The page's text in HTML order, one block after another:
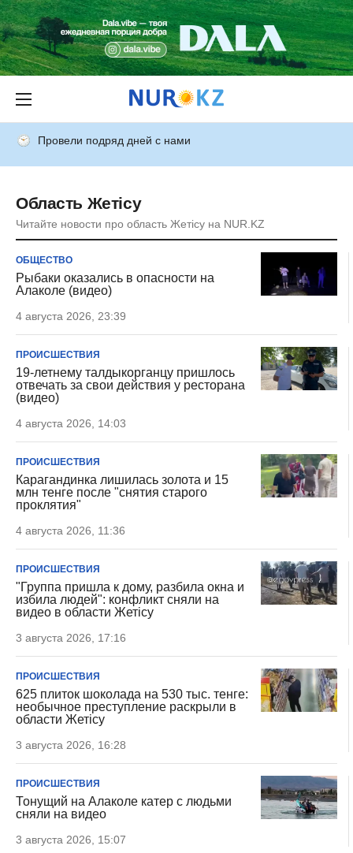
Провели подряд дней с нами
Область Жетісу
Читайте новости про область Жетісу на NUR.KZ
ОБЩЕСТВО
Рыбаки оказались в опасности на
Алаколе (видео)
4 августа 2026, 23:39
ПРОИСШЕСТВИЯ
19-летнему талдыкорганцу пришлось
отвечать за свои действия у ресторана
(видео)
4 августа 2026, 14:03
ПРОИСШЕСТВИЯ
Карагандинка лишилась золота и 15
млн тенге после "снятия старого
проклятия"
4 августа 2026, 11:36
ПРОИСШЕСТВИЯ
"Группа пришла к дому, разбила окна и
избила людей": конфликт сняли на
видео в области Жетісу
3 августа 2026, 17:16
ПРОИСШЕСТВИЯ
625 плиток шоколада на 530 тыс. тенге:
необычное преступление раскрыли в
области Жетісу
3 августа 2026, 16:28
ПРОИСШЕСТВИЯ
Тонущий на Алаколе катер с людьми
сняли на видео
3 августа 2026, 15:07